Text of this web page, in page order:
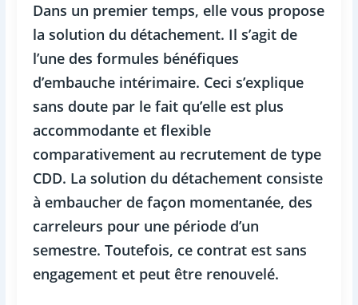
Dans un premier temps, elle vous propose
la solution du détachement. Il s’agit de
l’une des formules bénéfiques
d’embauche intérimaire. Ceci s’explique
sans doute par le fait qu’elle est plus
accommodante et flexible
comparativement au recrutement de type
CDD. La solution du détachement consiste
à embaucher de façon momentanée, des
carreleurs pour une période d’un
semestre. Toutefois, ce contrat est sans
engagement et peut être renouvelé.